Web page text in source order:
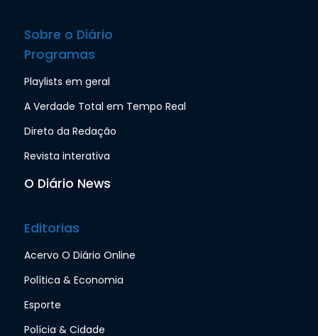
Sobre o Diário
Programas
Playlists em geral
A Verdade Total em Tempo Real
Direto da Redação
Revista interativa
O Diário News
Editorias
Acervo O Diário Online
Política & Economia
Esporte
Polícia & Cidade